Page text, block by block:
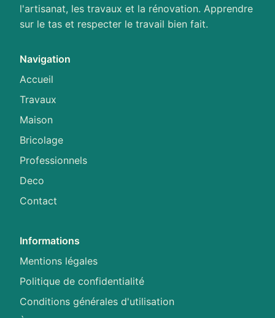
l'artisanat, les travaux et la rénovation. Apprendre
sur le tas et respecter le travail bien fait.
Navigation
Accueil
Travaux
Maison
Bricolage
Professionnels
Deco
Contact
Informations
Mentions légales
Politique de confidentialité
Conditions générales d'utilisation